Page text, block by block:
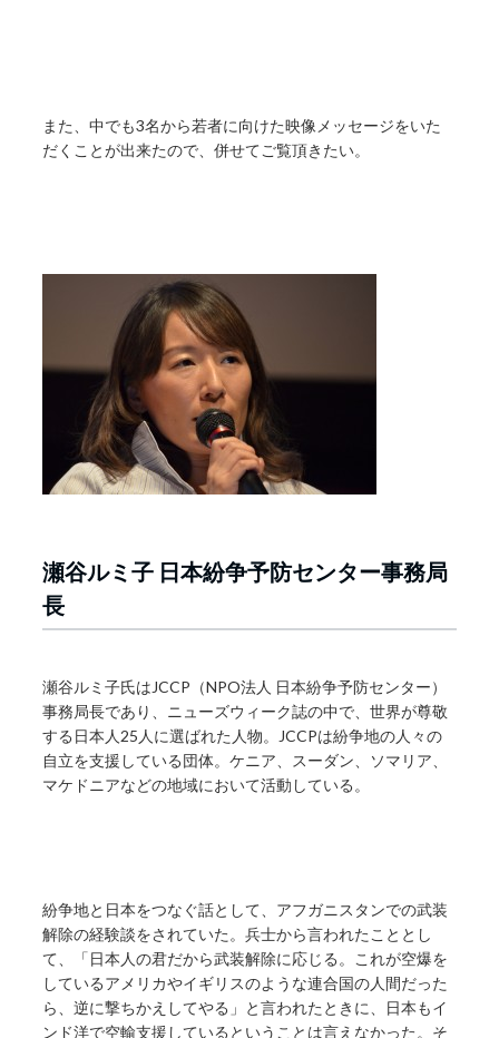
また、中でも3名から若者に向けた映像メッセージをいた
だくことが出来たので、併せてご覧頂きたい。
瀬谷ルミ子 日本紛争予防センター事務局
長
瀬谷ルミ子氏はJCCP（NPO法人 日本紛争予防センター）
事務局長であり、ニューズウィーク誌の中で、世界が尊敬
する日本人25人に選ばれた人物。JCCPは紛争地の人々の
自立を支援している団体。ケニア、スーダン、ソマリア、
マケドニアなどの地域において活動している。
紛争地と日本をつなぐ話として、アフガニスタンでの武装
解除の経験談をされていた。兵士から言われたこととし
て、「日本人の君だから武装解除に応じる。これが空爆を
しているアメリカやイギリスのような連合国の人間だった
ら、逆に撃ちかえしてやる」と言われたときに、日本もイ
ンド洋で空輸支援しているということは言えなかった。そ